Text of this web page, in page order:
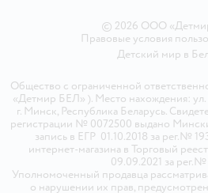
© 2026 ООО
Правовые условия
Детский мир в
Общество с ограниченной
«Детмир БЕЛ» ). Место нахождения: ул.
г. Минск, Республика Беларусь.
регистрации № 0072500 выдано
запись в ЕГР 01.10.2018 за рег.№
интернет-магазина в Торговый
09.09.2021 за рег.№
Уполномоченный продавца
о нарушении их прав,